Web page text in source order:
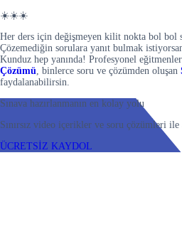
☀️☀️☀️
Her ders için değişmeyen kilit nokta bol bol
Çözemediğin sorulara yanıt bulmak
Kunduz hep yanında! Profesyonel eğitmenler
Çözümü , binlerce soru ve çözümden oluşan
faydalanabilirsin.
Sınava hazırlanmanın en kolay yolu
Sınırsız video içerikler ve soru çözümleri ile
ÜCRETSİZ KAYDOL